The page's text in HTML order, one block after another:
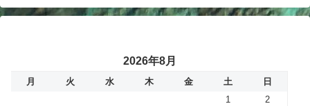
2026年8月
月 火 水 木 金 土
日
1
2